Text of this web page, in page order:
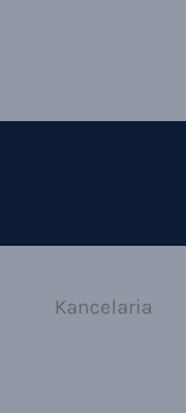
Kancelaria